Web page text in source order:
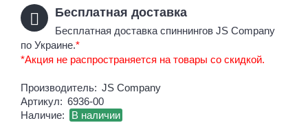
Бесплатная доставка
Бесплатная доставка спиннингов JS Company
по Украине.*
*Акция не распространяется на товары со скидкой.
Производитель: JS Company
Артикул: 6936-00
Наличие:
В наличии